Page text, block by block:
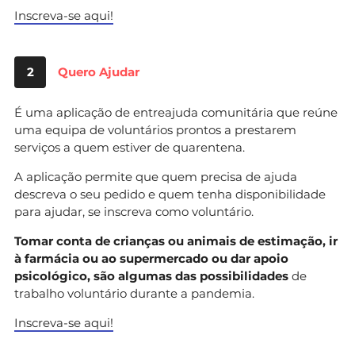
Inscreva-se aqui!
2 Quero Ajudar
É uma aplicação de entreajuda comunitária que reúne
uma equipa de voluntários prontos a prestarem
serviços a quem estiver de quarentena.
A aplicação permite que quem precisa de ajuda
descreva o seu pedido e quem tenha disponibilidade
para ajudar, se inscreva como voluntário.
Tomar conta de crianças ou animais de estimação, ir
à farmácia ou ao supermercado ou dar apoio
psicológico, são algumas das possibilidades de
trabalho voluntário durante a pandemia.
Inscreva-se aqui!